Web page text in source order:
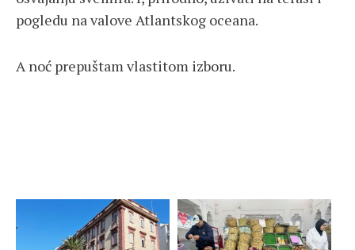
pogledu na valove Atlantskog oceana.
A noć prepuštam vlastitom izboru.